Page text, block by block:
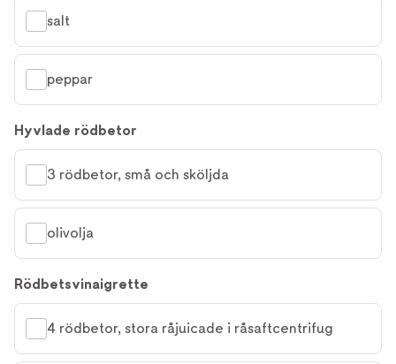
salt
peppar
Hyvlade rödbetor
3 rödbetor, små och sköljda
olivolja
Rödbetsvinaigrette
4 rödbetor, stora råjuicade i råsaftcentrifug